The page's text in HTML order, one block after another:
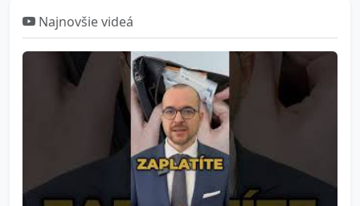
Najnovšie videá